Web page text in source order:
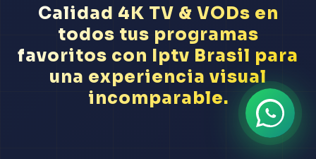
Calidad 4K TV & VODs en
todos tus programas
favoritos con Iptv Brasil para
una experiencia visual
incomparable.